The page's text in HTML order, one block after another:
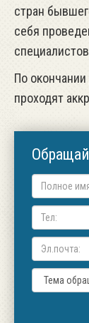
стран
себя
По
проходят